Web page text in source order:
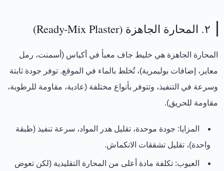
٢. المحارة الجاهزة (Ready-Mix Plaster)
المحارة الجاهزة هي خليط جاف معبأ في أكياس (أسمنت، رمل
معاير، إضافات بوليمرية)، تُخلط بالماء في الموقع. توفر جودة ثابتة
وسرعة في التنفيذ، وتتوفر بأنواع مختلفة (عادية، مقاومة للرطوبة،
مقاومة للحريق).
المزايا: جودة موحدة، تقليل هدر المواد، سرعة تنفيذ (طبقة
واحدة)، تقليل تشققات الانكماش.
العيوب: تكلفة مادة أعلى من المحارة التقليدية (لكن تعوض